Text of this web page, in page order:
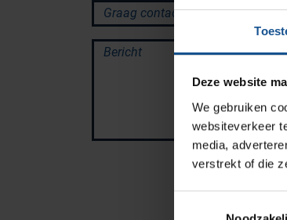
Deze website
We gebruiken
websiteverkeer
media,
verstrekt of die
Graag contact via:
Bericht
Laboratoria
Cleanrooms
Afvalinzamelaars
Farmaceutische
Solutions
RVS